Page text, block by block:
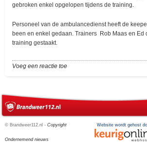
gebroken enkel opgelopen tijdens de training.
Personeel van de ambulancedienst heeft de
been en enkel gedaan. Trainers Rob Maas en Ed
training gestaakt.
Voeg een reactie toe
© Brandweer112.nl - Copyright
Ondernemend nieuws
Website wordt gehost